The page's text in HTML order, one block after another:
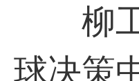
柳工
球决策